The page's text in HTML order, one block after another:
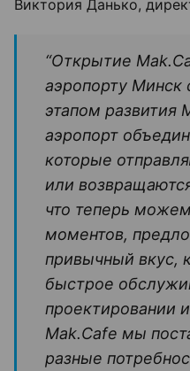
Виктория Данько,
“Открытие
аэропорту Минск
этапом развития
аэропорт
которые
или
что теперь
моментов,
привычный вкус,
быстрое
проектировании
Mak.Cafe мы
разные